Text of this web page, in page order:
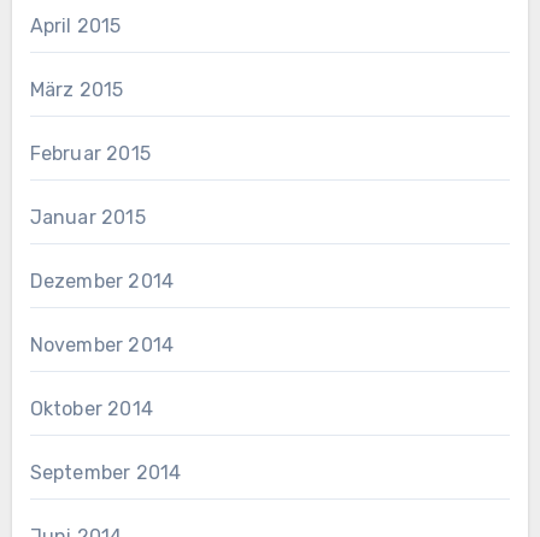
April 2015
März 2015
Februar 2015
Januar 2015
Dezember 2014
November 2014
Oktober 2014
September 2014